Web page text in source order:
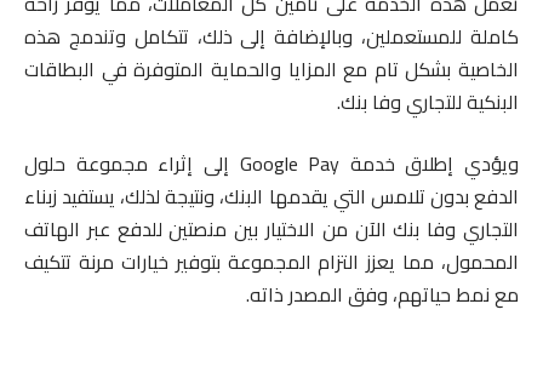
كاملة للمستعملين، وبالإضافة إلى ذلك، تتكامل وتندمج هذه
الخاصية بشكل تام مع المزايا والحماية المتوفرة في البطاقات
البنكية للتجاري وفا بنك.
ويؤدي إطلاق خدمة Google Pay إلى إثراء مجموعة حلول
الدفع بدون تلامس التي يقدمها البنك، ونتيجة لذلك، يستفيد زبناء
التجاري وفا بنك الآن من الاختيار بين منصتين للدفع عبر الهاتف
المحمول، مما يعزز التزام المجموعة بتوفير خيارات مرنة تتكيف
مع نمط حياتهم، وفق المصدر ذاته.